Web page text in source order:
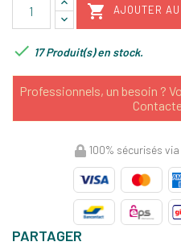
 AJOUTER
 17 Produit(s) en stock.
Professionnels, un besoin ?
100% sécurisés
PARTAGER